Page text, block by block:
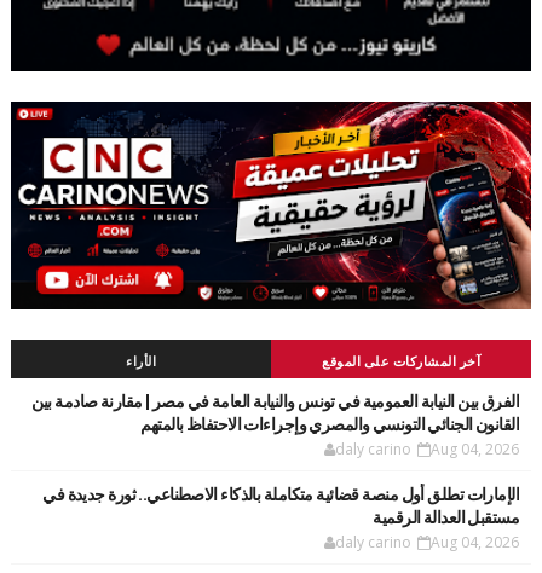
آخر المشاركات على الموقع الأراء
الفرق بين النيابة العمومية في تونس والنيابة العامة في مصر | مقارنة صادمة بين
القانون الجنائي التونسي والمصري وإجراءات الاحتفاظ بالمتهم
daly carino Aug 04, 2026
الإمارات تطلق أول منصة قضائية متكاملة بالذكاء الاصطناعي.. ثورة جديدة في
مستقبل العدالة الرقمية
daly carino Aug 04, 2026